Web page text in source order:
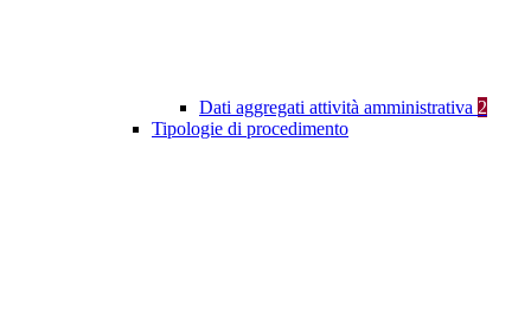
Dati aggregati attività amministrativa 2
Tipologie di procedimento